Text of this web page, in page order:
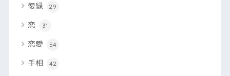
復縁 29
恋 31
恋愛 54
手相 42